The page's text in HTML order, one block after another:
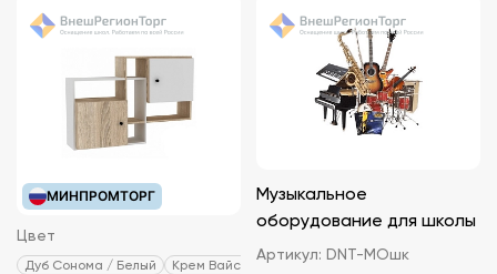
МИНПРОМТОРГ
Цвет
Дуб Сонома / Белый Крем Вайсс / Кэнди
Музыкальное
оборудование для школы
Артикул: DNT-МОшк